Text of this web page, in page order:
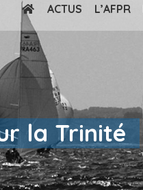
ACTUS L’AFPR
la Trinité